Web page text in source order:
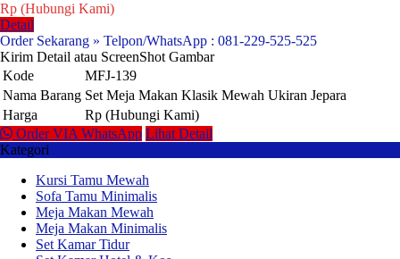
Rp (Hubungi Kami)
Detail
Order Sekarang » Telpon/WhatsApp : 081-229-525-525
Kirim Detail atau ScreenShot Gambar
Kode
MFJ-139
Nama Barang Set Meja Makan Klasik Mewah Ukiran Jepara
Harga
Rp (Hubungi Kami)
Order VIA WhatsApp Lihat Detail
Kategori
Kursi Tamu Mewah
Sofa Tamu Minimalis
Meja Makan Mewah
Meja Makan Minimalis
Set Kamar Tidur